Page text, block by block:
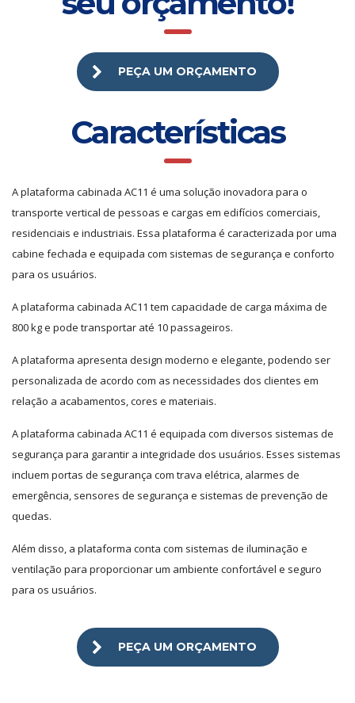
PEÇA UM ORÇAMENTO
Características
A plataforma cabinada AC11 é uma solução inovadora para o
transporte vertical de pessoas e cargas em edifícios comerciais,
residenciais e industriais. Essa plataforma é caracterizada por uma
cabine fechada e equipada com sistemas de segurança e conforto
para os usuários.
A plataforma cabinada AC11 tem capacidade de carga máxima de
800 kg e pode transportar até 10 passageiros.
A plataforma apresenta design moderno e elegante, podendo ser
personalizada de acordo com as necessidades dos clientes em
relação a acabamentos, cores e materiais.
A plataforma cabinada AC11 é equipada com diversos sistemas de
segurança para garantir a integridade dos usuários. Esses sistemas
incluem portas de segurança com trava elétrica, alarmes de
emergência, sensores de segurança e sistemas de prevenção de
quedas.
Além disso, a plataforma conta com sistemas de iluminação e
ventilação para proporcionar um ambiente confortável e seguro
para os usuários.
PEÇA UM ORÇAMENTO